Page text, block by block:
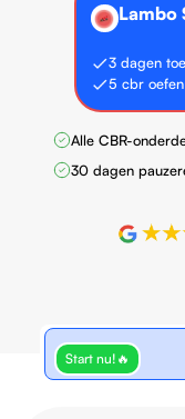
🏎️Lambo
3 dagen
5 cbr
Alle CBR-
30 dagen
Auto deluxe
Start nu!🔥